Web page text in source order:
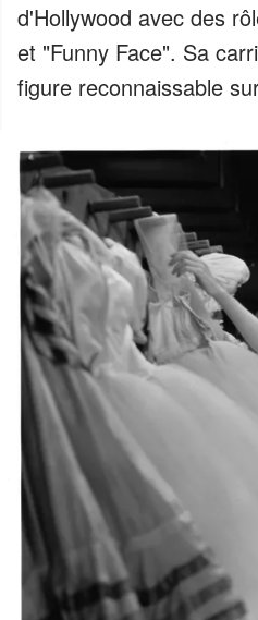
d'Hollywood avec des
et "Funny Face". Sa
figure reconnaissable